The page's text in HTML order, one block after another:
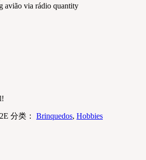
avião via rádio quantity
分类： Brinquedos, Hobbies